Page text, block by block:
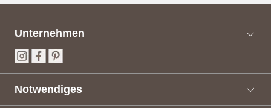
Unternehmen
Notwendiges